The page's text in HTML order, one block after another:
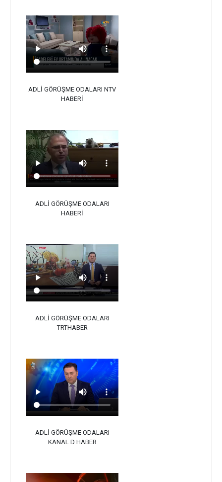
ADLİ GÖRÜŞME ODALARI NTV
HABERİ
ADLİ GÖRÜŞME ODALARI
HABERİ
ADLİ GÖRÜŞME ODALARI
TRTHABER
ADLİ GÖRÜŞME ODALARI
KANAL D HABER